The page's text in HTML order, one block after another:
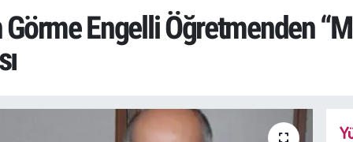
Görme Engelli Öğretmenden